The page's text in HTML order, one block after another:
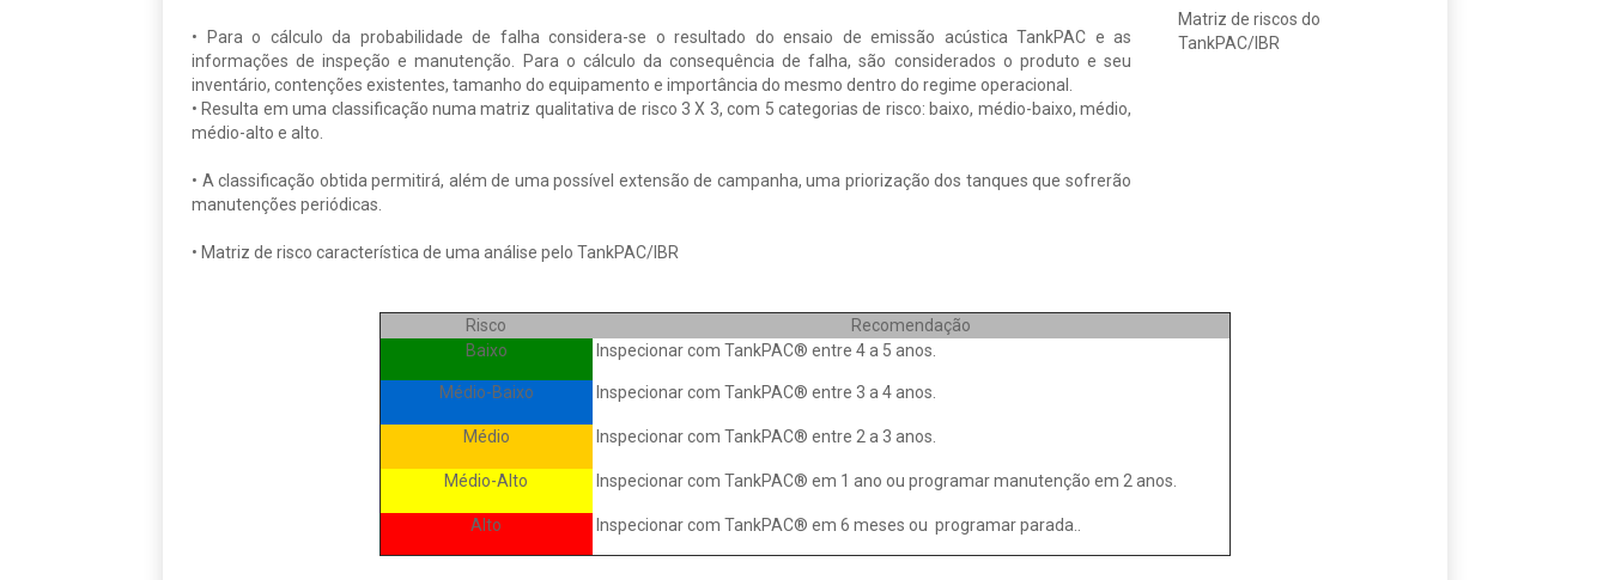
• Para o cálculo da probabilidade de falha considera-se o resultado do ensaio de emissão acústica TankPAC e as
informações de inspeção e manutenção. Para o cálculo da consequência de falha, são considerados o produto e seu
inventário, contenções existentes, tamanho do equipamento e importância do mesmo dentro do regime operacional.
• Resulta em uma classificação numa matriz qualitativa de risco 3 X 3, com 5 categorias de risco: baixo, médio-baixo, médio,
médio-alto e alto.
• A classificação obtida permitirá, além de uma possível extensão de campanha, uma priorização dos tanques que sofrerão
manutenções periódicas.
• Matriz de risco característica de uma análise pelo TankPAC/IBR
Matriz de riscos do
TankPAC/IBR
Risco
Recomendação
Baixo
Inspecionar com TankPAC® entre 4 a 5 anos.
Médio-Baixo Inspecionar com TankPAC® entre 3 a 4 anos.
Médio Inspecionar com TankPAC® entre 2 a 3 anos.
Médio-Alto Inspecionar com TankPAC® em 1 ano ou programar manutenção em 2 anos.
Alto Inspecionar com TankPAC® em 6 meses ou programar parada..